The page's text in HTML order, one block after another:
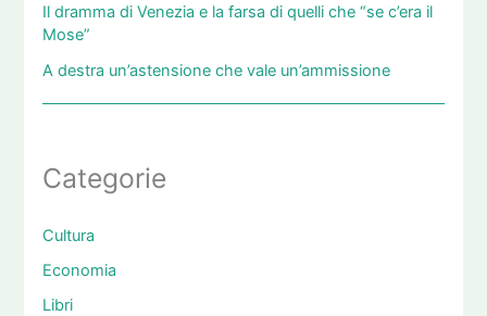
Il dramma di Venezia e la farsa di quelli che “se c’era il
Mose”
A destra un’astensione che vale un’ammissione
Categorie
Cultura
Economia
Libri